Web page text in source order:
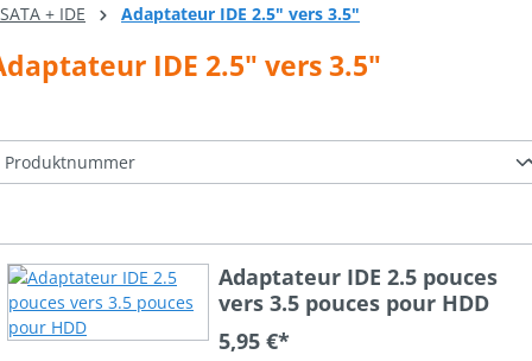
SATA + IDE Adaptateur IDE 2.5" vers 3.5"
IDE 2.5" vers 3.5"
Adaptateur IDE 2.5 pouces
vers 3.5 pouces pour HDD
5,95 €*